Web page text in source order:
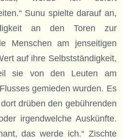
Sunu spielte darauf an,
an den Toren zur
Menschen am jenseitigen
auf ihre Selbstständigkeit,
sie von den Leuten am
gemieden wurden. Es
drüben den gebührenden
irgendwelche Auskünfte.
das werde ich.“ Zischte